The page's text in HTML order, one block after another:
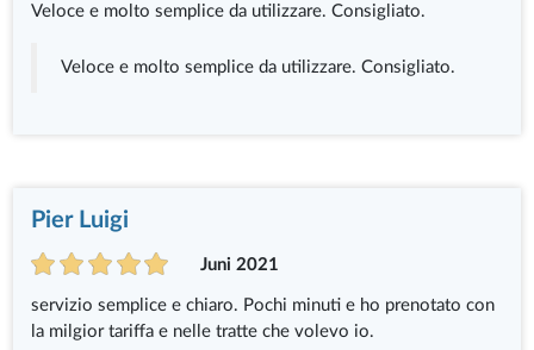
Veloce e molto semplice da utilizzare. Consigliato.
Veloce e molto semplice da utilizzare. Consigliato.
Pier Luigi
Juni 2021
servizio semplice e chiaro. Pochi minuti e ho prenotato con
la milgior tariffa e nelle tratte che volevo io.